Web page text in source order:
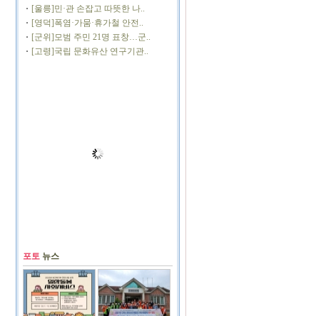
[울릉]민·관 손잡고 따뜻한 나..
[영덕]폭염·가뭄·휴가철 안전..
[군위]모범 주민 21명 표창…군..
[고령]국립 문화유산 연구기관..
포토 뉴스